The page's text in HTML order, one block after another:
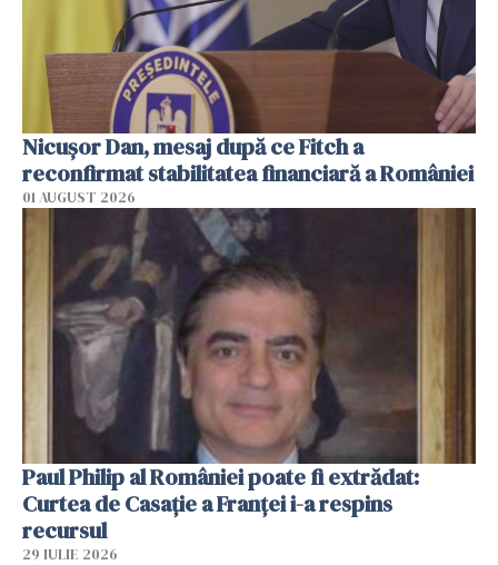
Nicuşor Dan, mesaj după ce Fitch a
reconfirmat stabilitatea financiară a României
01 AUGUST 2026
Paul Philip al României poate fi extrădat:
Curtea de Casaţie a Franţei i-a respins
recursul
29 IULIE 2026